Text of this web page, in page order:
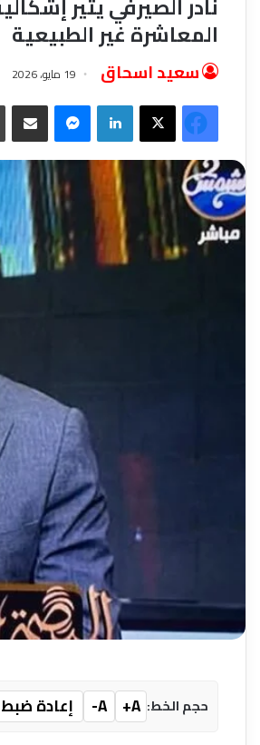
المعاشرة غير الطبيعية
سعيد اسحاق 19 مايو، 2026
فيسبوك‫X لينكدإن ماسنجر
حجم الخط: A+
A-
إعادة ضبط